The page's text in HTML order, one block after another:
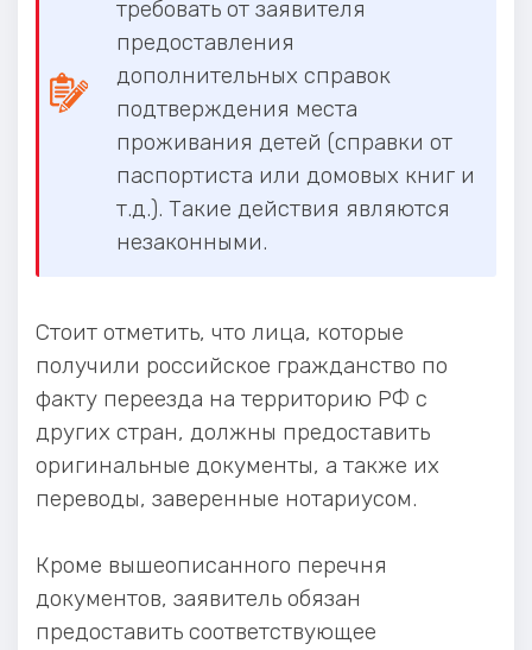
требовать от заявителя
предоставления
дополнительных справок
подтверждения места
проживания детей (справки от
паспортиста или домовых книг и
т.д.). Такие действия являются
незаконными.
Стоит отметить, что лица, которые
получили российское гражданство по
факту переезда на территорию РФ с
других стран, должны предоставить
оригинальные документы, а также их
переводы, заверенные нотариусом.
Кроме вышеописанного перечня
документов, заявитель обязан
предоставить соответствующее